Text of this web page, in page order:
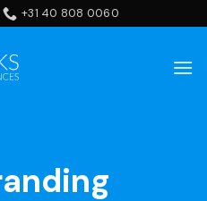
+31 40 808 0060